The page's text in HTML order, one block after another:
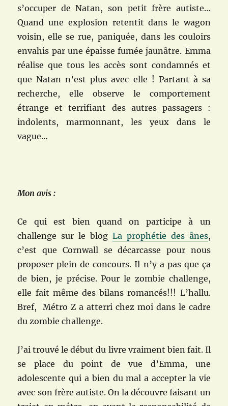
s’occuper de Natan, son petit frère autiste…
Quand une explosion retentit dans le wagon
voisin, elle se rue, paniquée, dans les couloirs
envahis par une épaisse fumée jaunâtre. Emma
réalise que tous les accès sont condamnés et
que Natan n’est plus avec elle ! Partant à sa
recherche, elle observe le comportement
étrange et terrifiant des autres passagers :
indolents, marmonnant, les yeux dans le
vague…
Mon avis :
Ce qui est bien quand on participe à un
challenge sur le blog La prophétie des ânes,
c’est que Cornwall se décarcasse pour nous
proposer plein de concours. Il n’y a pas que ça
de bien, je précise. Pour le zombie challenge,
elle fait même des bilans romancés!!! L’hallu.
Bref, Métro Z a atterri chez moi dans le cadre
du zombie challenge.
J’ai trouvé le début du livre vraiment bien fait. Il
se place du point de vue d’Emma, une
adolescente qui a bien du mal a accepter la vie
avec son frère autiste. On la découvre faisant un